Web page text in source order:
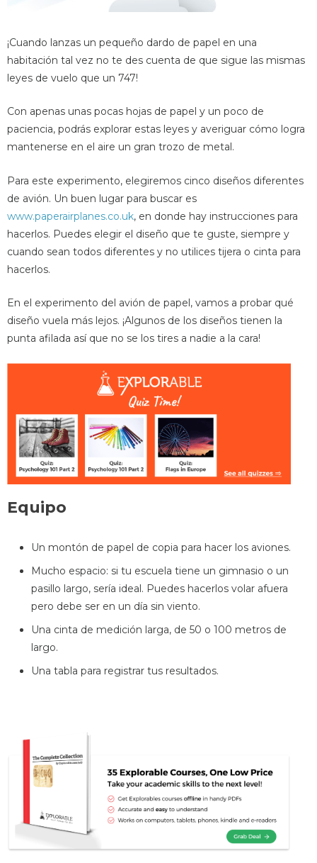
¡Cuando lanzas un pequeño dardo de papel en una
habitación tal vez no te des cuenta de que sigue las mismas
leyes de vuelo que un 747!
Con apenas unas pocas hojas de papel y un poco de
paciencia, podrás explorar estas leyes y averiguar cómo logra
mantenerse en el aire un gran trozo de metal.
Para este experimento, elegiremos cinco diseños diferentes
de avión. Un buen lugar para buscar es
www.paperairplanes.co.uk, en donde hay instrucciones para
hacerlos. Puedes elegir el diseño que te guste, siempre y
cuando sean todos diferentes y no utilices tijera o cinta para
hacerlos.
En el experimento del avión de papel, vamos a probar qué
diseño vuela más lejos. ¡Algunos de los diseños tienen la
punta afilada así que no se los tires a nadie a la cara!
Equipo
Un montón de papel de copia para hacer los aviones.
Mucho espacio: si tu escuela tiene un gimnasio o un
pasillo largo, sería ideal. Puedes hacerlos volar afuera
pero debe ser en un día sin viento.
Una cinta de medición larga, de 50 o 100 metros de
largo.
Una tabla para registrar tus resultados.